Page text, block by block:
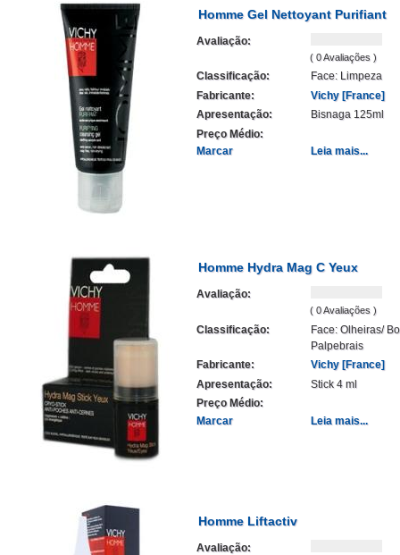
Homme Gel Nettoyant Purifiant
Avaliação:
( 0 Avaliações )
Classificação:
Face: Limpeza
Fabricante:
Vichy [France]
Apresentação:
Bisnaga 125ml
Preço Médio:
Marcar
Leia mais...
Homme Hydra Mag C Yeux
Avaliação:
( 0 Avaliações )
Classificação:
Face: Olheiras/
Palpebrais
Fabricante:
Vichy [France]
Apresentação:
Stick 4 ml
Preço Médio:
Marcar
Leia mais...
Homme Liftactiv
Avaliação: